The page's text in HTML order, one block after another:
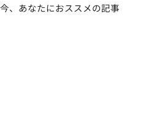
今、あなたにおススメの記事